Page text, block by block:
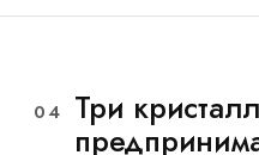
04 Три